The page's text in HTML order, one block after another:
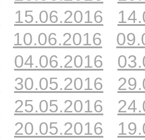
15.06.2016
10.06.2016
04.06.2016
30.05.2016
25.05.2016
20.05.2016